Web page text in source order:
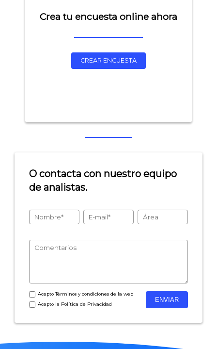
Crea tu encuesta online ahora
CREAR ENCUESTA
O contacta con nuestro equipo
de analistas.
AceptoTérminos y condicionesde la web
Acepto la Política de Privacidad